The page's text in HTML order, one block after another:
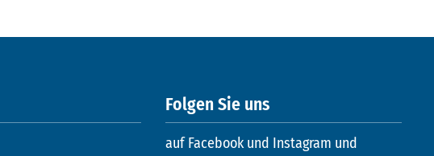
Folgen Sie uns
auf Facebook und Instagram und